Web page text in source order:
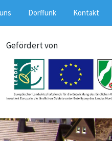
Dorffunk Kontakt
Gefördert von